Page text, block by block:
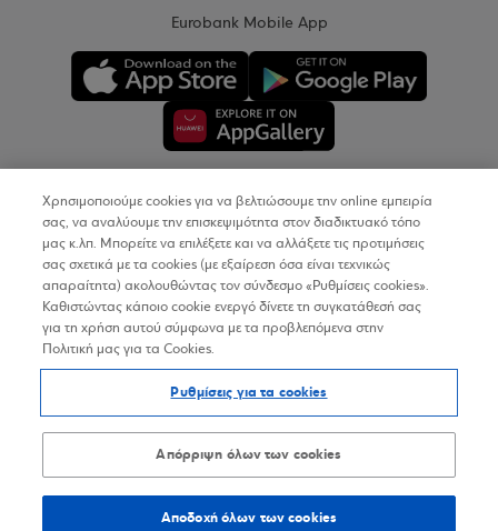
Eurobank Mobile App
Copyright © 2026
Όροι Χρήσης
Προσωπικά Δεδομένα στον Διαδικτυακό Τόπο
Δήλωση Προσβασιμότητας
Sitemap
Χρησιμοποιούμε cookies για να βελτιώσουμε την online εμπειρία
σας, να αναλύουμε την επισκεψιμότητα στον διαδικτυακό τόπο
μας κ.λπ. Μπορείτε να επιλέξετε και να αλλάξετε τις προτιμήσεις
σας σχετικά με τα cookies (με εξαίρεση όσα είναι τεχνικώς
απαραίτητα) ακολουθώντας τον σύνδεσμο «Ρυθμίσεις cookies».
Καθιστώντας κάποιο cookie ενεργό δίνετε τη συγκατάθεσή σας
για τη χρήση αυτού σύμφωνα με τα προβλεπόμενα στην
Πολιτική μας για τα Cookies.
Ρυθμίσεις για τα cookies
Απόρριψη όλων των cookies
Αποδοχή όλων των cookies